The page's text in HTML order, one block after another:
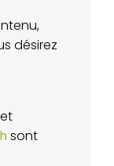
désirez
et
sont